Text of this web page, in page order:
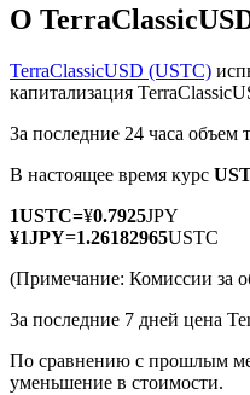
Фьючерсы на COIN-M
Криптовалютные
О
TerraClassicUSD (USTC)
капитализация
За последние 24 часа объем
В настоящее время курс
1USTC=¥0.7925JPY
¥1JPY=1.26182965USTC
(Примечание: Комиссии за
За последние 7 дней цена
По сравнению с прошлым
уменьшение в стоимости.